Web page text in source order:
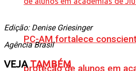
PC-AM fortalece
proteção de alunos em
Edição: Denise Griesinger
Agência Brasil
VEJATAMBÉM